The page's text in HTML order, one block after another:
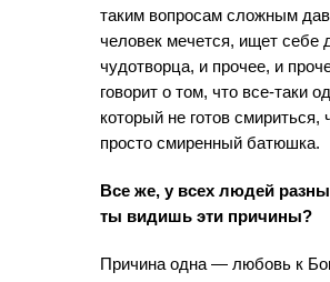
таким вопросам сложным
человек мечется, ищет себе
чудотворца, и прочее, и
говорит о том, что все-таки
который не готов
просто смиренный батюшка.
Все же, у всех людей
ты видишь эти причины?
Причина одна — любовь к